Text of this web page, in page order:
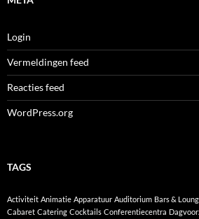
Login
Vermeldingen feed
Reacties feed
WordPress.org
TAGS
Activiteit Animatie Apparatuur Auditorium Bars &
Cabaret Catering Cocktails Conferentiecentra